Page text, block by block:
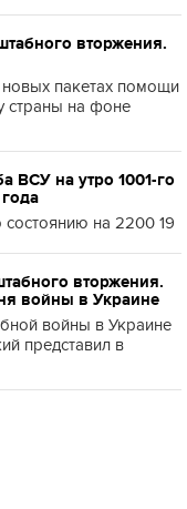
вторжения.
пакетах помощи
страны на фоне
ВСУ на утро 1001-го
на 2200 19
вторжения.
войны в Украине
войны в Украине
представил в